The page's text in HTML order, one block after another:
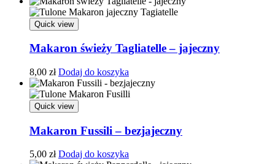
Quick view
Makaron świeży Tagliatelle – jajeczny
8,00 zł Dodaj do koszyka
Quick view
Makaron Fussili – bezjajeczny
5,00 zł Dodaj do koszyka